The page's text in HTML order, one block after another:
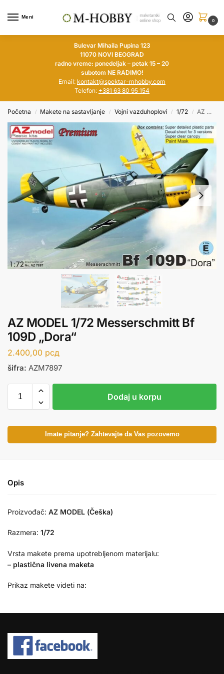
Meni
0
Bulevar Mihaila Pupina 123
11070 NOVI BEOGRAD
radno vreme: ponedeljak – petak 15 – 20
subotom NE RADIMO!
Email: kontakt@spektar-mhobby.com
Telefon: +381 63 80 95 154
Početna / Makete na sastavljanje / Vojni vazduhoplovi / 1/72 / AZ MODEL 1/72 Messerschmitt Bf 109D „Dora“
AZ MODEL 1/72 Messerschmitt Bf
109D „Dora“
2.400,00 рсд
šifra: AZM7897
Dodaj u korpu
Imate pitanje? Zahtevajte da Vas pozovemo
Opis
Proizvođač: AZ MODEL (Češka)
Razmera: 1/72
Vrsta makete prema upotrebljenom materijalu:
– plastična livena maketa
Prikaz makete videti na: